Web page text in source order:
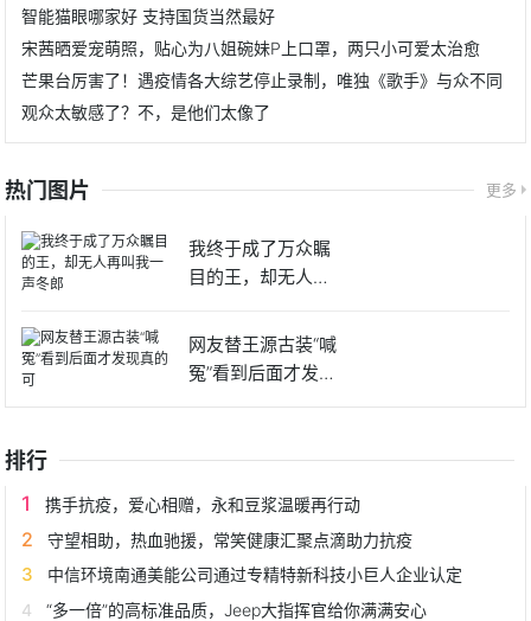
智能猫眼哪家好 支持国货当然最好
宋茜晒爱宠萌照，贴心为八姐碗妹P上口罩，两只小可爱太治愈
芒果台厉害了！遇疫情各大综艺停止录制，唯独《歌手》与众不同
观众太敏感了？不，是他们太像了
热门图片 更多
我终于成了万众瞩
目的王，却无人再
网友替王源古装“喊
冤”看到后面才发现
真的
排行
携手抗疫，爱心相赠，永和豆浆温暖再行动
守望相助，热血驰援，常笑健康汇聚点滴助力抗疫
中信环境南通美能公司通过专精特新科技小巨人企业认定
“多一倍”的高标准品质，Jeep大指挥官给你满满安心